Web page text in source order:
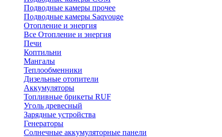
Подводные камеры прочее
Подводные камеры Saqvouge
Отопление и энергия
Все Отопление и энергия
Печи
Коптильни
Мангалы
Теплообменники
Дизельные отопители
Аккумуляторы
Топливные брикеты RUF
Уголь древесный
Зарядные устройства
Генераторы
Солнечные аккумуляторные панели